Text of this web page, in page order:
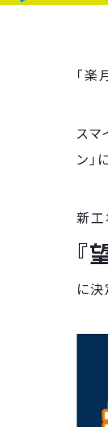
「楽
スマ
ン」
新
『
に決